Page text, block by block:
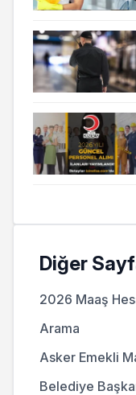
Diğer
2026 Maaş
Arama
Asker Emekli
Belediye